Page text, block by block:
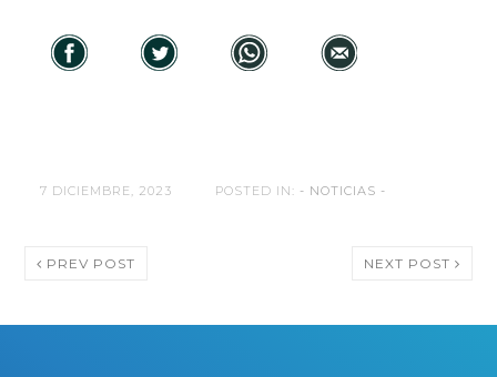
7 DICIEMBRE, 2023 POSTED IN: - NOTICIAS -
PREV POST NEXT POST